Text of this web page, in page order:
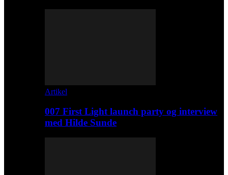
Artikel
007 First Light launch party og interview
med Hilde Sunde